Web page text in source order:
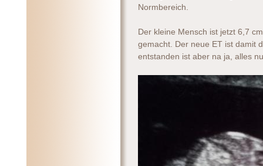
Normbereich.
Der kleine Mensch ist jetzt 6,7
gemacht. Der neue ET ist damit
entstanden ist aber na ja, alles